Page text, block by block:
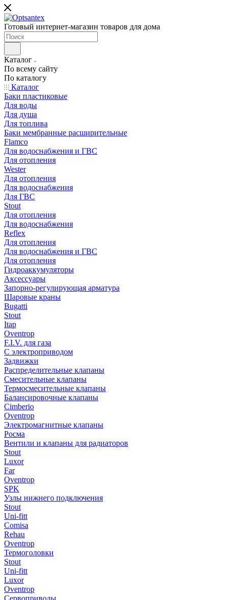
Готовый интернет-магазин товаров для дома
Каталог
По всему сайту
По каталогу
Каталог
Баки пластиковые
Для воды
Для душа
Для топлива
Баки мембранные расширительные
Flamco
Для водоснабжения и ГВС
Для отопления
Wester
Для отопления
Для водоснабжения
Для ГВС
Stout
Для отопления
Для водоснабжения
Reflex
Для отопления
Для водоснабжения и ГВС
Для отопления
Гидроаккумуляторы
Аксессуары
Запорно-регулирующая арматура
Шаровые краны
Bugatti
Stout
Itap
Oventrop
F.I.V. для газа
С электроприводом
Задвижки
Распределительные клапаны
Cмесительные клапаны
Термосмесительные клапаны
Балансировочные клапаны
Cimberio
Oventrop
Электромагнитные клапаны
Росма
Вентили и клапаны для радиаторов
Stout
Luxor
Far
Oventrop
SPK
Узлы нижнего подключения
Stout
Uni-fitt
Comisa
Rehau
Oventrop
Термоголовки
Stout
Uni-fitt
Luxor
Oventrop
Сервоприводы